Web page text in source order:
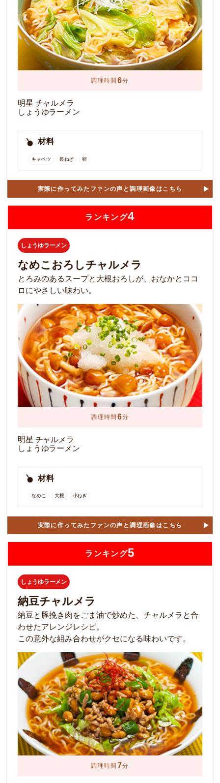
調理時間 6分
明星 チャルメラ
しょうゆラーメン
材料
キャベツ 長ねぎ 卵
実際に作ってみたファンの声と調理画像はこちら
ランキング4
しょうゆラーメン
なめこおろしチャルメラ
とろみのあるスープと大根おろしが、おなかとココ
ロにやさしい味わい。
調理時間 6分
明星 チャルメラ
しょうゆラーメン
材料
なめこ 大根 小ねぎ
実際に作ってみたファンの声と調理画像はこちら
ランキング5
しょうゆラーメン
納豆チャルメラ
納豆と豚挽き肉をごま油で炒めた、チャルメラと合
わせたアレンジレシピ。
この意外な組み合わせがクセになる味わいです。
調理時間 7分